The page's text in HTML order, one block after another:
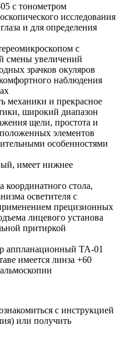
с тонометром
исследования
и для определения
с
смены увеличений
зрачков окуляров
наблюдения
механики и прекрасное
широкий диапазон
щели, простота и
элементов
особенностями
имеет нижнее
стола,
осветителя с
прецизионных
лицевого установа
притиркой
аппланационный ТА-01
имеется линза +60
с инструкцией
или получить